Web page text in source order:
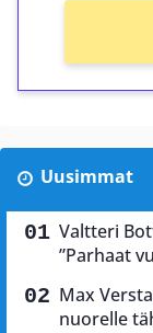
Uusimmat
Valtteri
”Parhaat
Max
nuorelle